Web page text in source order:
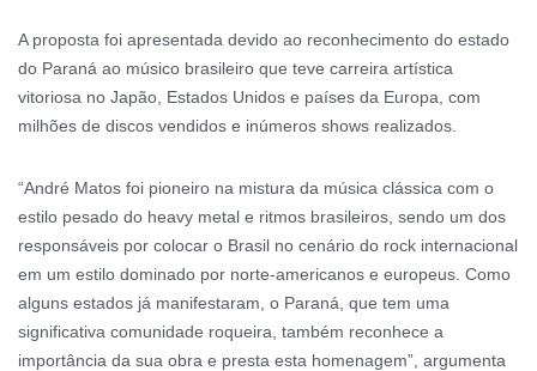
A proposta foi apresentada devido ao reconhecimento do estado
do Paraná ao músico brasileiro que teve carreira artística
vitoriosa no Japão, Estados Unidos e países da Europa, com
milhões de discos vendidos e inúmeros shows realizados.
“André Matos foi pioneiro na mistura da música clássica com o
estilo pesado do heavy metal e ritmos brasileiros, sendo um dos
responsáveis por colocar o Brasil no cenário do rock internacional
em um estilo dominado por norte-americanos e europeus. Como
alguns estados já manifestaram, o Paraná, que tem uma
significativa comunidade roqueira, também reconhece a
importância da sua obra e presta esta homenagem”, argumenta